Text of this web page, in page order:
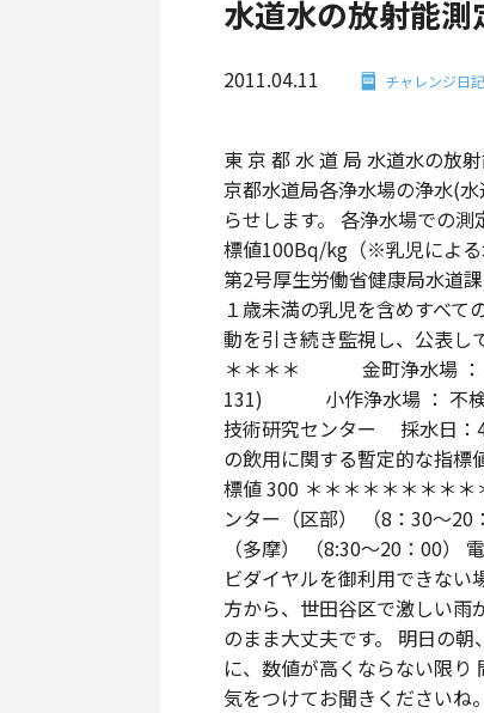
水道水の放射能
2011.04.11 チャレンジ日記
東 京 都 水 道 局 水道水の放
京都水道局各浄水場の浄水(
らせします。 各浄水場での
標値100Bq/kg（※乳児による
第2号厚生労働省健康局水道
１歳未満の乳児を含めすべ
動を引き続き監視し、公表
＊＊＊＊ 金町浄水場 ：
131) 小作浄水場 ： 不検出
技術研究センター 採水日：
の飲用に関する暫定的な指標
標値 300 ＊＊＊＊＊＊＊＊
ンター（区部） （8：30～
（多摩） （8:30～20：00
ビダイヤルを御利用できな
方から、世田谷区で激しい雨
のまま大丈夫です。 明日の
に、数値が高くならない限り
気をつけてお聞きくださいね。